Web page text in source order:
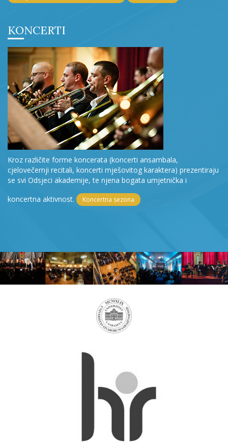
KONCERTI
Kroz različite forme koncerata (koncerti ansambala,
cjelovečernji recitali, koncerti mješovitog karaktera) prezentiraju
se svi Odsjeci akademije, te njena bogata umjetnička i
koncertna aktivnost.
Koncertna sezona